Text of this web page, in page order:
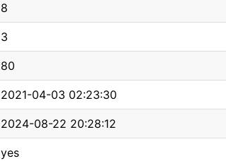
8
3
80
2021-04-03 02:23:30
2024-08-22 20:28:12
yes